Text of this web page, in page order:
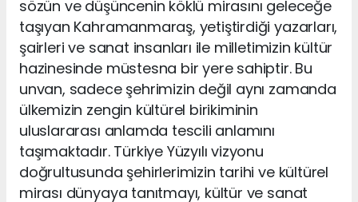
sözün ve düşüncenin köklü mirasını geleceğe
taşıyan Kahramanmaraş, yetiştirdiği yazarları,
şairleri ve sanat insanları ile milletimizin kültür
hazinesinde müstesna bir yere sahiptir. Bu
unvan, sadece şehrimizin değil aynı zamanda
ülkemizin zengin kültürel birikiminin
uluslararası anlamda tescili anlamını
taşımaktadır. Türkiye Yüzyılı vizyonu
doğrultusunda şehirlerimizin tarihi ve kültürel
mirası dünyaya tanıtmayı, kültür ve sanat